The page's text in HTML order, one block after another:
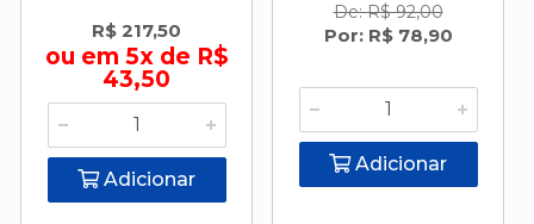
R$ 217,50
ou em 5x de R$
43,50
Adicionar
De: R$ 92,00
Por: R$ 78,90
Adicionar